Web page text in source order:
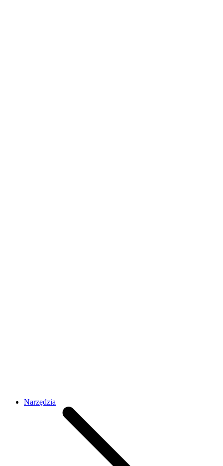
Narzędzia